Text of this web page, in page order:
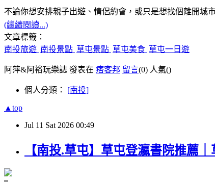
不論你想安排親子出遊、情侶約會，或只是想找個離開城
(繼續閱讀...)
文章標籤：
南投旅遊 南投景點 草屯景點 草屯美食 草屯一日遊
阿萍&阿裕玩樂誌 發表在 痞客邦 留言(0) 人氣()
個人分類： [南投]
▲top
Jul 11 Sat 2026 00:49
【南投.草屯】草屯登瀛書院推薦